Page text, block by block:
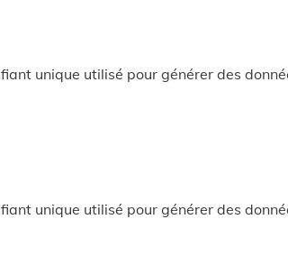
unique utilisé pour générer des
unique utilisé pour générer des